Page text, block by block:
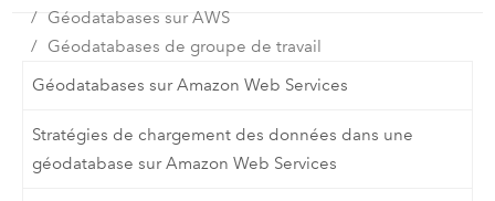
Géodatabases sur AWS
Géodatabases de groupe de travail
Géodatabases sur Amazon Web Services
Stratégies de chargement des données dans une
géodatabase sur Amazon Web Services